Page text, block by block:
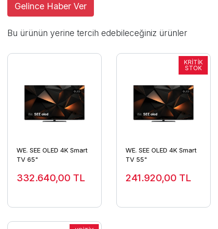
Gelince Haber Ver
Bu ürünün yerine tercih edebileceğiniz ürünler
WE. SEE OLED 4K Smart
TV 65"
332.640,00 TL
WE. SEE OLED 4K Smart
TV 55"
241.920,00 TL